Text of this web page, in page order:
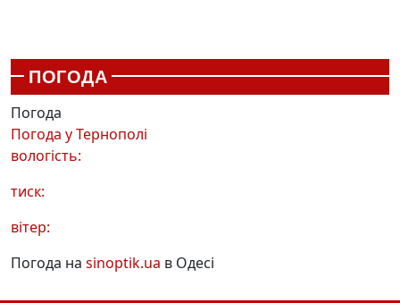
ПОГОДА
Погода
Погода уТернополі
вологість:
тиск:
вітер:
Погода на sinoptik.ua в Одесі